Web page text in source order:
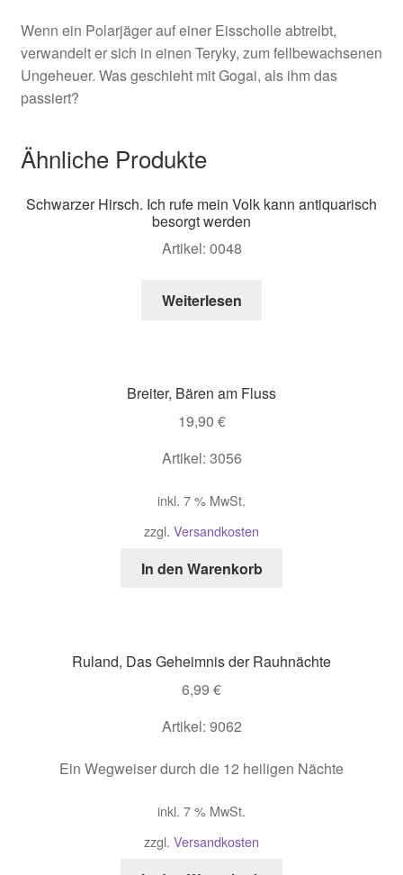
Wenn ein Polarjäger auf einer Eisscholle abtreibt,
verwandelt er sich in einen Teryky, zum fellbewachsenen
Ungeheuer. Was geschieht mit Gogai, als ihm das
passiert?
Ähnliche Produkte
Schwarzer Hirsch. Ich rufe mein Volk kann antiquarisch
besorgt werden
Artikel: 0048
Weiterlesen
Breiter, Bären am Fluss
19,90 €
Artikel: 3056
inkl. 7 % MwSt.
zzgl. Versandkosten
In den Warenkorb
Ruland, Das Geheimnis der Rauhnächte
6,99 €
Artikel: 9062
Ein Wegweiser durch die 12 heiligen Nächte
inkl. 7 % MwSt.
zzgl. Versandkosten